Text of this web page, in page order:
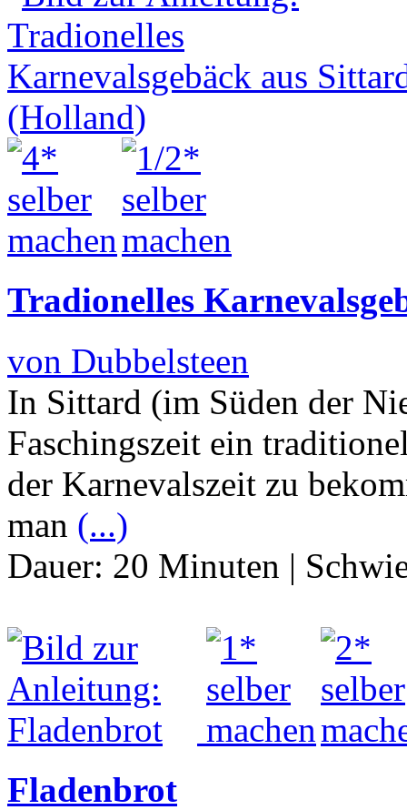
Tradionelles
von Dubbelsteen
In Sittard (im Süden der
Faschingszeit ein
der Karnevalszeit zu
man (...)
Dauer: 20 Minuten |
Fladenbrot